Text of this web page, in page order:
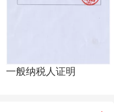
一般纳税人证明